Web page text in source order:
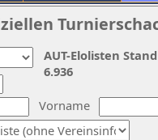
Vorname
AUT-Elolisten
6.936